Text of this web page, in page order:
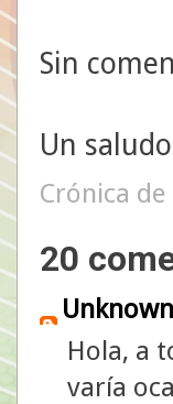
Sin
Un saludo
Crónica de
20
Unknown
Hola, a
varía